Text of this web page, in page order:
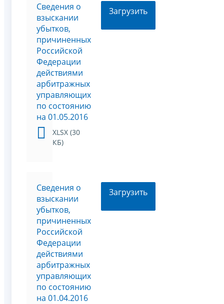
Сведения о
взыскании
убытков,
причиненных
Российской
Федерации
действиями
арбитражных
управляющих
по состоянию
на 01.05.2016
XLSX (30
КБ)
Загрузить
Сведения о
взыскании
убытков,
причиненных
Российской
Федерации
действиями
арбитражных
управляющих
по состоянию
на 01.04.2016
Загрузить